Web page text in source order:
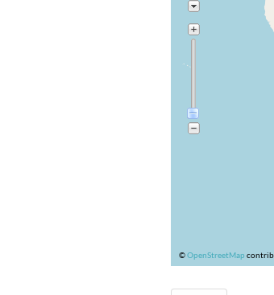
©OpenStreetMap